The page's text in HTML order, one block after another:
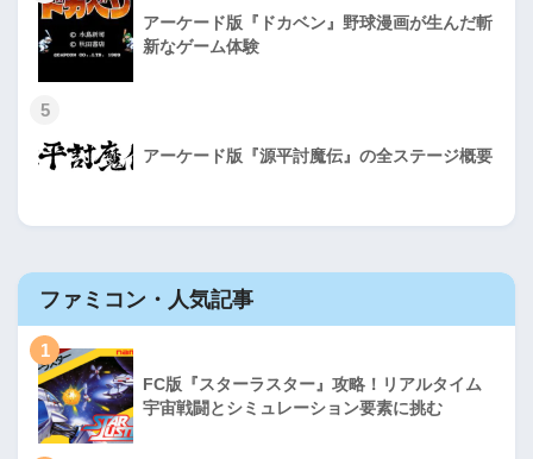
アーケード版『ドカベン』野球漫画が生んだ斬
新なゲーム体験
5
アーケード版『源平討魔伝』の全ステージ概要
ファミコン・人気記事
1
FC版『スターラスター』攻略！リアルタイム
宇宙戦闘とシミュレーション要素に挑む